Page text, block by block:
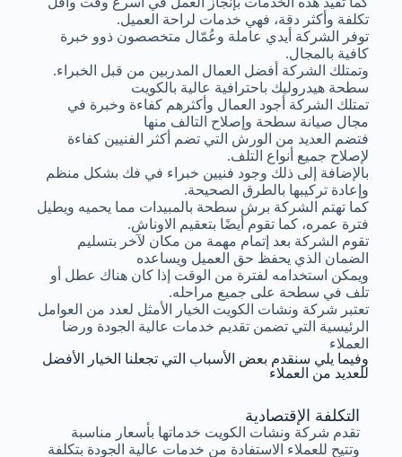
تكلفة وأكثر دقة، فهي خدمات لراحة العميل.
توفر الشركة أيدي عاملة وعُمّال متخصصون ذوو خبرة
كافية بالمجال.
وتمتلك الشركة أفضل العمال المدربين من قبل الخبراء.
سطحة هيدروليك باحترافية عالية بالكويت
تمتلك الشركة أجود العمال وأكثرهم كفاءة وخبرة في
مجال صيانة سطحة وإصلاح التالف منها
فتضم العديد من الورش التي تضم أكثر الفنيين كفاءة
لإصلاح جميع أنواع التلف.
بالإضافة إلى ذلك وجود فنيين خبراء في فك بشكل منظم
وإعادة تركيبها بالطرق الصحيحة.
كما تهتم الشركة برش سطحة بالمبيدات مما يحميه ويطيل
فترة عمره، كما تقوم أيضًا بتعقيم الاوناش.
تقوم الشركة بعد إتمام مهمة من مكان لآخر بتسليم
الضمان الذي يحفظ حق العميل ويساعده
ويمكن استخدامه لفترة من الوقت إذا كان هناك عطل أو
تلف في سطحة على جميع مراحله.
تعتبر شركة ونشات الكويت الخيار الأمثل لعدد من العوامل
الرئيسية التي تضمن تقديم خدمات عالية الجودة ورضا
العملاء
وفيما يلي سنقدم بعض الأسباب التي تجعلنا الخيار الأفضل
للعديد من العملاء
التكلفة الإقتصادية
تقدم شركة ونشات الكويت خدماتها بأسعار مناسبة
وتتيح للعملاء الاستفادة من خدمات عالية الجودة بتكلفة